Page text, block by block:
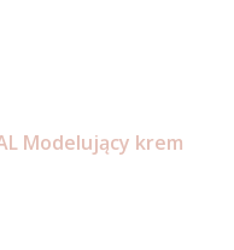
Modelujący krem